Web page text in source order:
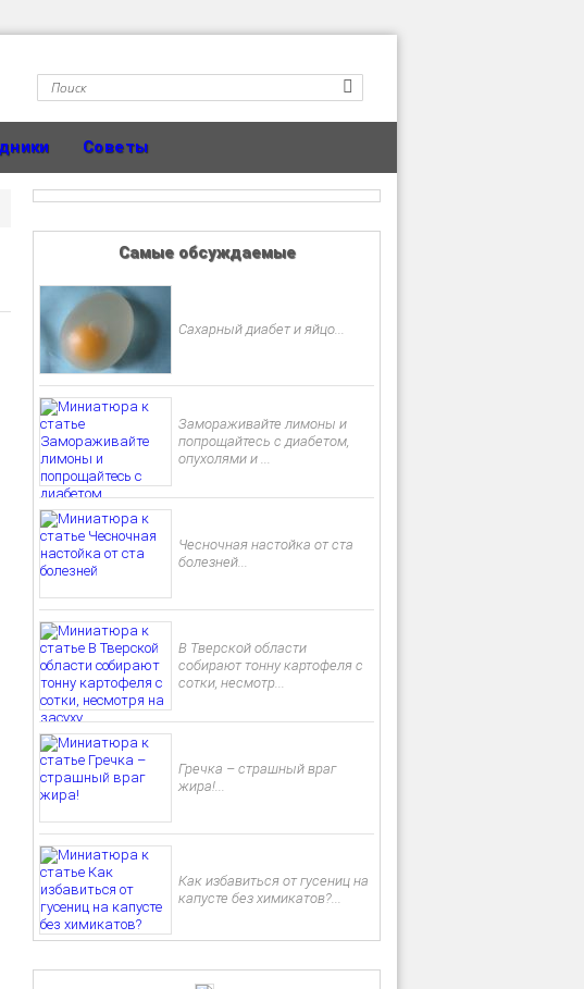
Советы
Самые обсуждаемые
Сахарный диабет и яйцо...
Замораживайте лимоны и
попрощайтесь с диабетом,
опухолями и ...
Чесночная настойка от ста
болезней...
В Тверской области
собирают тонну картофеля с
сотки, несмотр...
Гречка – страшный враг
жира!...
Как избавиться от гусениц на
капусте без химикатов?...